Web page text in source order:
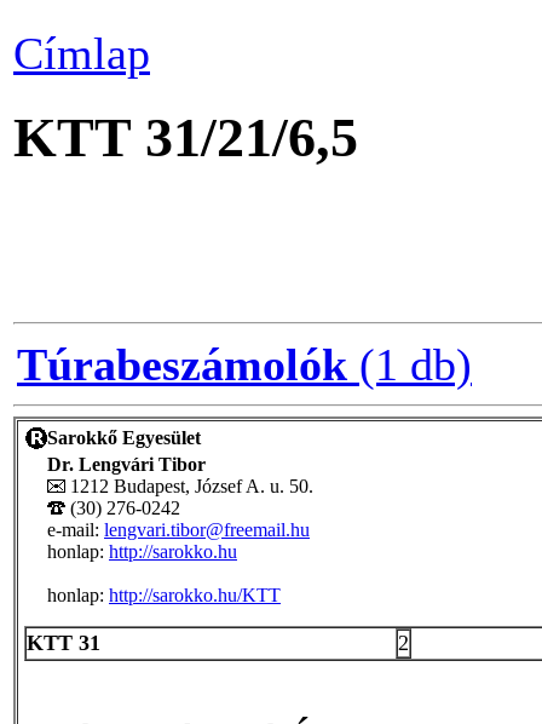
Címlap
KTT 31/21/6,5
Túrabeszámolók (1 db)
Sarokkő Egyesület
Dr. Lengvári Tibor
1212 Budapest, József A. u. 50.
(30) 276-0242
e-mail: lengvari.tibor@freemail.hu
honlap: http://sarokko.hu
honlap: http://sarokko.hu/KTT
KTT 31 2